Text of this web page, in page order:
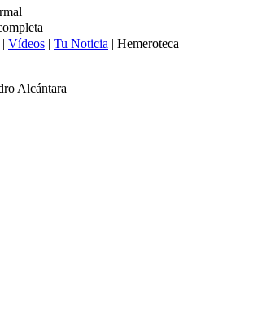
| Vídeos | Tu Noticia | Hemeroteca
Alcántara